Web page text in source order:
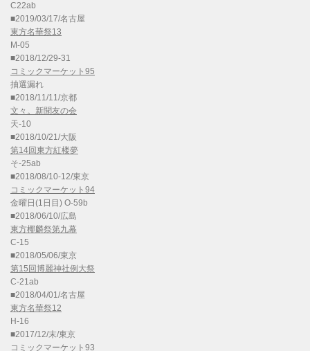
C22ab
■2019/03/17/名古屋
東方名華祭13
M-05
■2018/12/29-31
コミックマーケット95
抽選漏れ
■2018/11/11/京都
文々。新聞友の会
天-10
■2018/10/21/大阪
第14回東方紅楼夢
そ-25ab
■2018/08/10-12/東京
コミックマーケット94
金曜日(1日目) O-59b
■2018/06/10/広島
東方椰麟祭第九幕
C-15
■2018/05/06/東京
第15回博麗神社例大祭
C-21ab
■2018/04/01/名古屋
東方名華祭12
H-16
■2017/12/末/東京
コミックマーケット93